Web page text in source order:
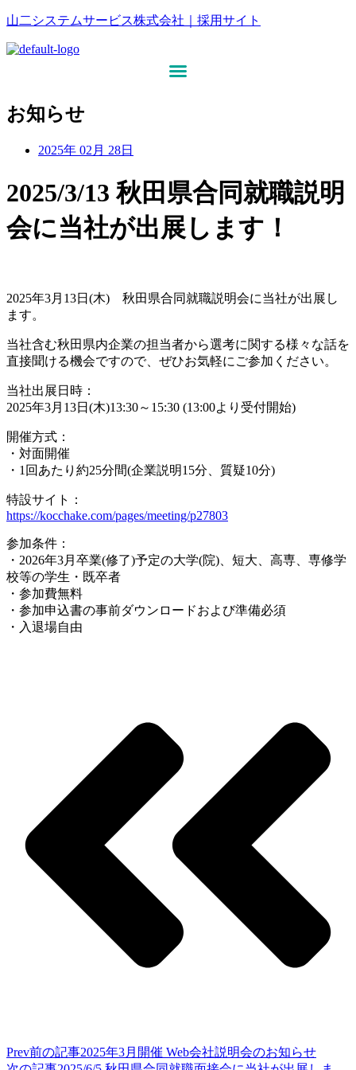
山二システムサービス株式会社｜採用サイト
お知らせ
2025年 02月 28日
2025/3/13 秋田県合同就職説明
会に当社が出展します！
2025年3月13日(木) 秋田県合同就職説明会に当社が出展し
ます。
当社含む秋田県内企業の担当者から選考に関する様々な話を
直接聞ける機会ですので、ぜひお気軽にご参加ください。
当社出展日時：
2025年3月13日(木)13:30～15:30 (13:00より受付開始)
開催方式：
・対面開催
・1回あたり約25分間(企業説明15分、質疑10分)
特設サイト：
https://kocchake.com/pages/meeting/p27803
参加条件：
・2026年3月卒業(修了)予定の大学(院)、短大、高専、専修学
校等の学生・既卒者
・参加費無料
・参加申込書の事前ダウンロードおよび準備必須
・入退場自由
Prev前の記事2025年3月開催 Web会社説明会のお知らせ